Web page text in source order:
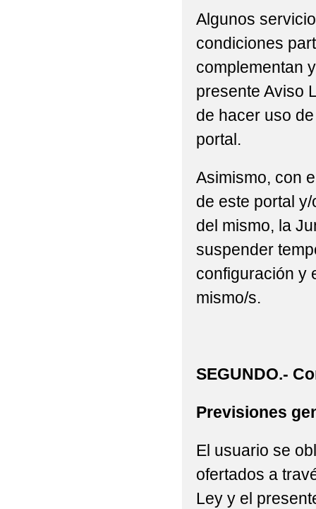
Algunos
condiciones
complementan
presente Aviso
de hacer uso
portal.
Asimismo, con
de este portal
del mismo, la
suspender
configuración y
mismo/s.
SEGUNDO.-
Previsiones
El usuario se
ofertados a
Ley y el